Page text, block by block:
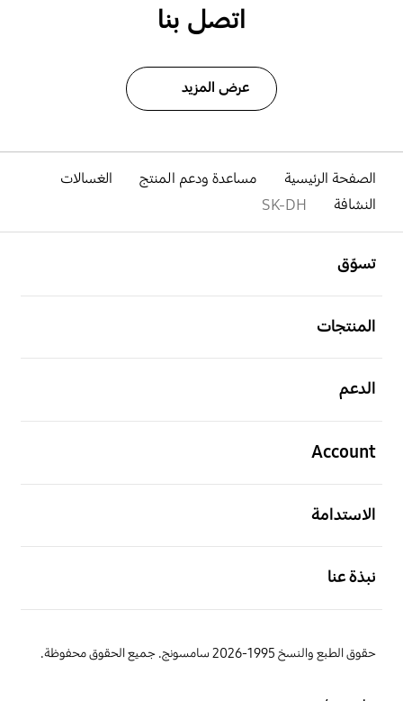
اتصل بنا
عرض المزيد
الصفحة الرئيسية مساعدة ودعم المنتج
الغسالات
النشافة
SK-DH
تسوّق
المنتجات
الدعم
Account
الاستدامة
نبذة عنا
حقوق الطبع والنسخ 1995-2026 سامسونج. جميع الحقوق محفوظة.